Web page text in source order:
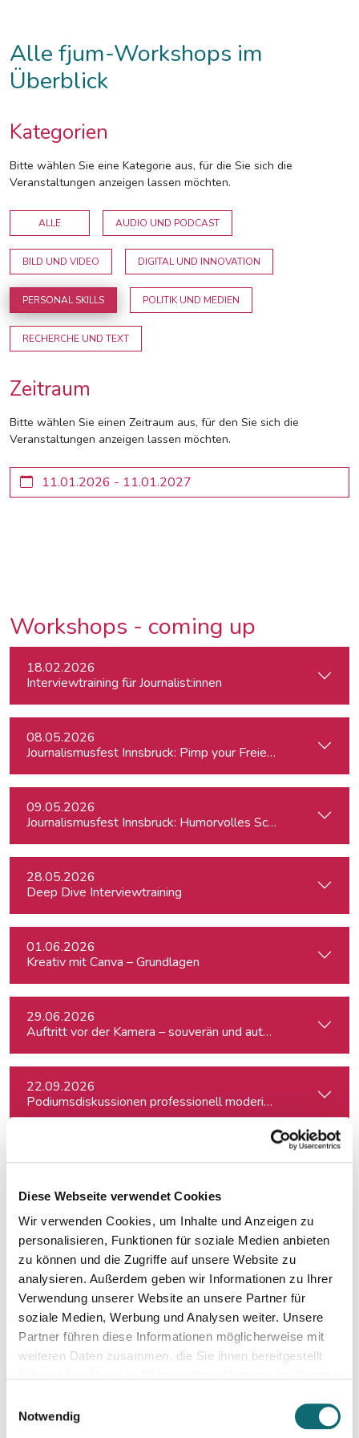
Diese Webseite verwendet Cookies
Wir verwenden Cookies, um Inhalte und Anzeigen zu
personalisieren, Funktionen für soziale Medien anbieten
zu können und die Zugriffe auf unsere Website zu
analysieren. Außerdem geben wir Informationen zu Ihrer
Verwendung unserer Website an unsere Partner für
soziale Medien, Werbung und Analysen weiter. Unsere
Partner führen diese Informationen möglicherweise mit
weiteren Daten zusammen, die Sie ihnen bereitgestellt
Notwendig
Alle fjum-Workshops im
Überblick
Kategorien
Bitte wählen Sie eine Kategorie aus, für die Sie sich die
Veranstaltungen anzeigen lassen möchten.
ALLE AUDIO UND PODCAST
BILD UND VIDEO DIGITAL UND INNOVATION
PERSONAL SKILLS POLITIK UND MEDIEN
RECHERCHE UND TEXT
Zeitraum
Bitte wählen Sie einen Zeitraum aus, für den Sie sich die
Veranstaltungen anzeigen lassen möchten.
Workshops - coming up
18.02.2026
Interviewtraining für Journalist:innen
08.05.2026
Journalismusfest Innsbruck: Pimp your Freiendasein
09.05.2026
Journalismusfest Innsbruck: Humorvolles Schreiben
28.05.2026
Deep Dive Interviewtraining
01.06.2026
Kreativ mit Canva – Grundlagen
29.06.2026
Auftritt vor der Kamera – souverän und authentisch
22.09.2026
Podiumsdiskussionen professionell moderieren
02.10.2026
Ihr Social Media-Auftritt mit Canva - Designs für Instagram,
05.10.2026
Auftritt vor der Kamera – souverän und authentisch
08.10.2026